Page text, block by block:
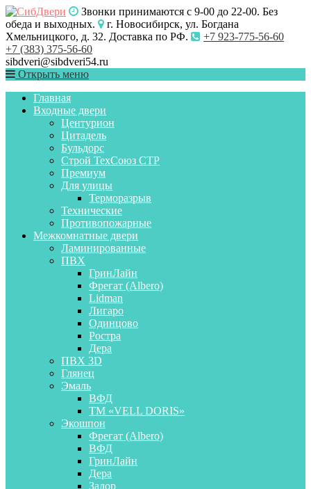
Звонки принимаются с 9-00 до 22-00. Без
обеда и выходных.
г. Новосибирск, ул. Богдана
Хмельницкого, д. 32. Доставка по РФ.
+7 923-775-56-60
+7 (383) 375-56-60
sibdveri@sibdveri54.ru
Открыть меню
Главная
Входные двери
Центурион
Цитадель
Бульдорс
Строй ТехСоюз СТР
Премиум
Для улицы
Терморазрыв
Технические
Противопожарные
Межкомнатные двери
Ламинированные
ПВХ
ГринЛайн
Фрегат (Albero)
Lidman
Лигаро
Одинцово
Ростра
Дера
ПВХ 3D
Глянец
Эмаль
ВФД
ТМ «VELL DORIS»
Экошпон
Фрегат (Albero)
ВФД
ГринЛайн
Дера
Задор